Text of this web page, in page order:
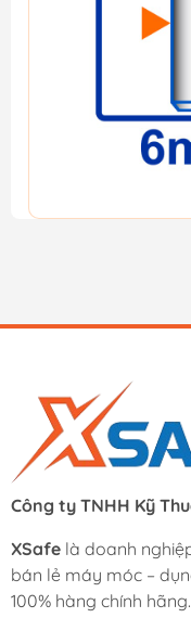
Công ty TNHH Kỹ
XSafe là doanh
bán lẻ máy móc –
100% hàng chính hãng.